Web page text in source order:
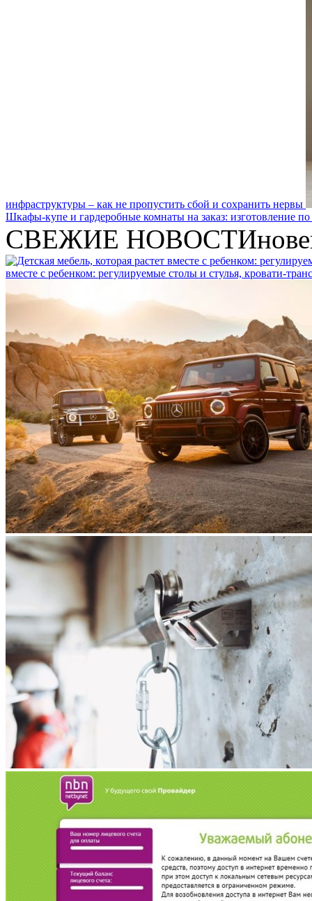
инфраструктуры – как не пропустить сбой и сохранить нервы
Шкафы-купе и гардеробные комнаты на заказ: изготовление по
СВЕЖИЕ НОВОСТИ
вместе с ребенком: регулируемые столы и стулья, кровати-